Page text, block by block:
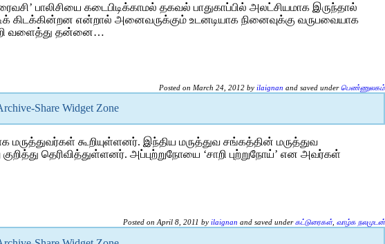
பாலிசியை கடைபிடிக்காமல் தகவல் பாதுகாப்பில் அலட்சியமாக இருந்தால்
என்றால் அனைவருக்கும் உடனடியாக நினைவுக்கு வருபவையாக
வளைத்து தன்னை…
Posted on March 24, 2012 by ilaignan and saved underபெண்ணுலகம்
Share Widget Zone
கூறியுள்ளனர். இந்திய மருத்துவ சங்கத்தின் மருத்துவ
தெரிவித்துள்ளனர். அப்புற்றுநோயை ‘சாறி புற்றுநோய்’ என அவர்கள்
Posted on April 8, 2011 by ilaignan and saved underகட்டுரைகள், வாழ்க நலமுடன்